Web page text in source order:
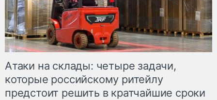
Атаки на склады: четыре задачи,
которые российскому ритейлу
предстоит решить в кратчайшие сроки